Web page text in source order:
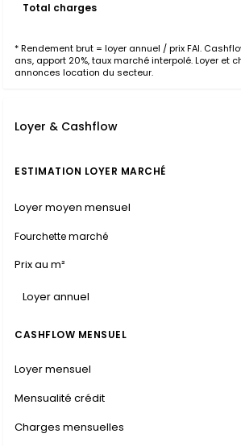
Total charges
* Rendement brut = loyer annuel / prix FAI.
ans, apport 20%, taux marché interpolé. Loyer et
annonces location du secteur.
Loyer & Cashflow
ESTIMATION LOYER MARCHÉ
Loyer moyen mensuel
Fourchette marché
Prix au m²
Loyer annuel
CASHFLOW MENSUEL
Loyer mensuel
Mensualité crédit
Charges mensuelles